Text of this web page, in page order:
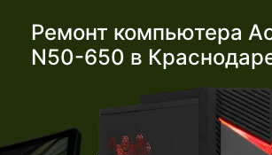
Ремонт компьютера
N50-650 в